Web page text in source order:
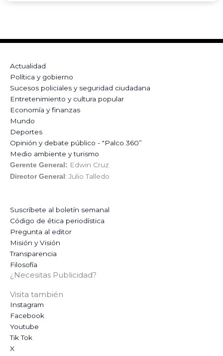
Actualidad
Política y gobierno
Sucesos policiales y seguridad ciudadana
Entretenimiento y cultura popular
Economía y finanzas
Mundo
Deportes
Opinión y debate público - "Palco 360”
Medio ambiente y turismo
Gerente General: Edwin Cruz
Director General : Julio Talledo
Suscríbete al boletín semanal
Código de ética periodística
Pregunta al editor
Misión y Visión
Transparencia
Filosofía
¿Necesitas Publicidad?
Visita también
Instagram
Facebook
Youtube
Tik Tok
X